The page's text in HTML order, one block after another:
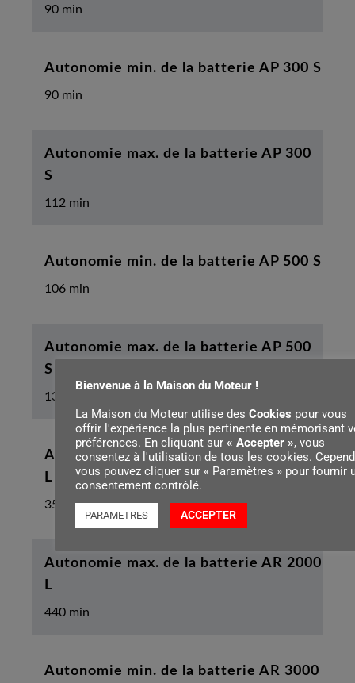
90 min
Autonomie min. de la batterie AP 300 S
90 min
Autonomie max. de la batterie AP 300
S
112 min
Autonomie min. de la batterie AP 500 S
106 min
Autonomie max. de la batterie AP 500
S
132 min
Autonomie min. de la batterie AR 2000
L
352 min
Autonomie max. de la batterie AR 2000
L
440 min
Autonomie min. de la batterie AR 3000
Bienvenue à la Maison du Moteur !
La Maison du Moteur utilise des Cookies pour vous
offrir l'expérience la plus pertinente en mémorisant
préférences. En cliquant sur « Accepter », vous
consentez à l'utilisation de tous les cookies.
vous pouvez cliquer sur « Paramètres » pour fournir
consentement contrôlé.
PARAMETRES ACCEPTER